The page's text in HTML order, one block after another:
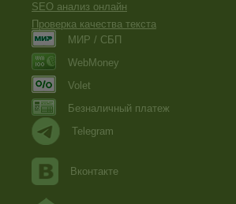
SEO анализ онлайн
Проверка качества текста
МИР / СБП
WebMoney
Volet
Безналичный платеж
Telegram
Вконтакте